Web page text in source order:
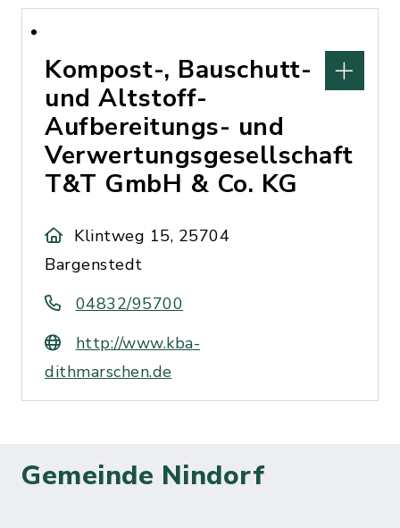
Kompost-, Bauschutt-
und Altstoff-
Aufbereitungs- und
Verwertungsgesellschaft
T&T GmbH & Co. KG
Klintweg 15, 25704
Bargenstedt
04832/95700
http://www.kba-
dithmarschen.de
Gemeinde Nindorf